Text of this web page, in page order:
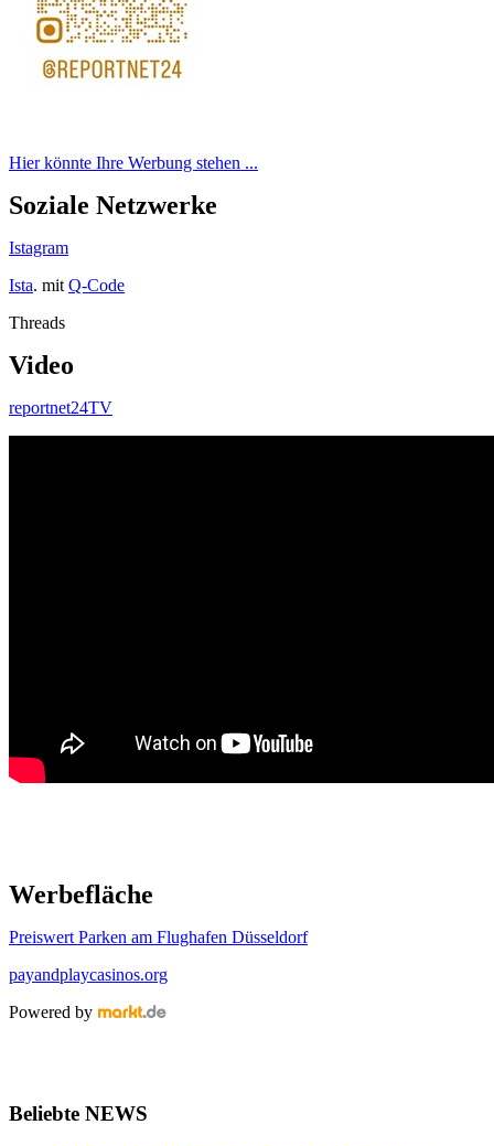
Hier könnte Ihre Werbung stehen ...
Soziale Netzwerke
Istagram
Ista. mit Q-Code
Threads
Video
reportnet24TV
Werbefläche
Preiswert Parken am Flughafen Düsseldorf
payandplaycasinos.org
Powered by
Beliebte NEWS